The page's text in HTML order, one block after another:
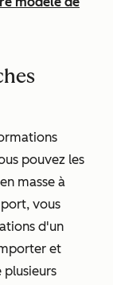
pouvez les
masse à
vous
d'un
et
plusieurs